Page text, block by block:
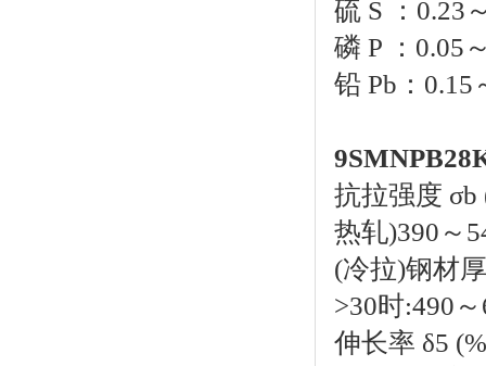
硫 S ：0.23
磷 P ：0.05
铅 Pb：0.15
抗拉强度 σb
热轧)390～
(冷拉)钢材
>30时:490
伸长率 δ5